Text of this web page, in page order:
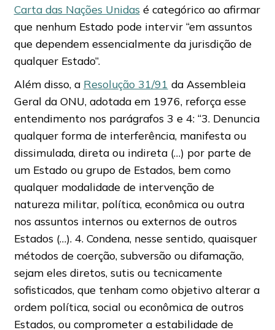
Carta das Nações Unidas é categórico ao afirmar
que nenhum Estado pode intervir “em assuntos
que dependem essencialmente da jurisdição de
qualquer Estado”.
Além disso, a Resolução 31/91 da Assembleia
Geral da ONU, adotada em 1976, reforça esse
entendimento nos parágrafos 3 e 4: “3. Denuncia
qualquer forma de interferência, manifesta ou
dissimulada, direta ou indireta (…) por parte de
um Estado ou grupo de Estados, bem como
qualquer modalidade de intervenção de
natureza militar, política, econômica ou outra
nos assuntos internos ou externos de outros
Estados (…). 4. Condena, nesse sentido, quaisquer
métodos de coerção, subversão ou difamação,
sejam eles diretos, sutis ou tecnicamente
sofisticados, que tenham como objetivo alterar a
ordem política, social ou econômica de outros
Estados, ou comprometer a estabilidade de